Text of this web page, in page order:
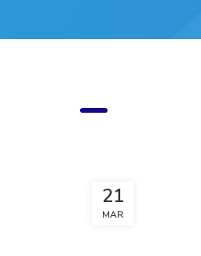
21
MAR